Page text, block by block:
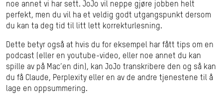
noe annet vi har sett. JoJo vil neppe gjøre jobben helt
perfekt, men du vil ha et veldig godt utgangspunkt dersom
du kan ta deg tid til litt lett korrekturlesning.
Dette betyr også at hvis du for eksempel har fått tips om en
podcast (eller en youtube-video, eller noe annet du kan
spille av på Mac’en din), kan JoJo transkribere den og så kan
du få Claude, Perplexity eller en av de andre tjenestene til å
lage en oppsummering.